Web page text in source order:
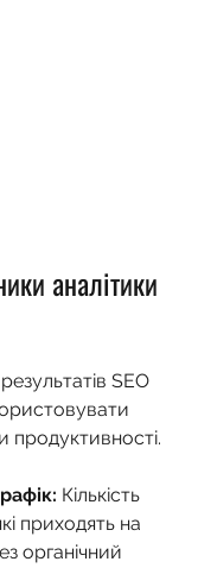
аналітики
SEO
продуктивності.
Кількість
приходять на
органічний